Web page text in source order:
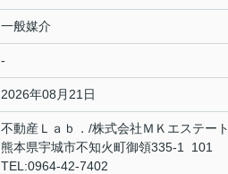
一般媒介
-
2026年08月21日
不動産Ｌａｂ．/株式会社ＭＫエステート
熊本県宇城市不知火町御領335-1 101
TEL:0964-42-7402